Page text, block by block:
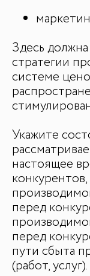
Здесь
стратегии
системе
Укажите
настоящее
перед
перед
пути сбыта
(работ, услуг).